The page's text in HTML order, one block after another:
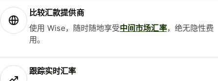
比较汇款提供商
使用 Wise，随时随地享受中间市场汇率，绝无隐性费
用。
跟踪实时汇率